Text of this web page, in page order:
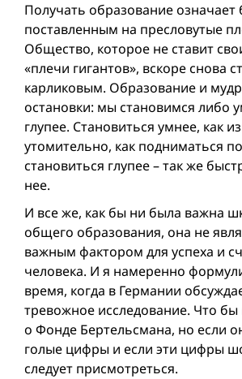
Получать образование означает
поставленным на пресловутые
Общество, которое не ставит
«плечи гигантов», вскоре снова
карликовым. Образование и
остановки: мы становимся либо
глупее. Cтановиться умнее, как
утомительно, как подниматься
становиться глупее – так же
нее.
И все же, как бы ни была важна
общего образования, она не
важным фактором для успеха и
человека. И я намеренно
время, когда в Германии
тревожное исследование. Что
о Фонде Бертельсмана, но если
голые цифры и если эти цифры
следует присмотреться.